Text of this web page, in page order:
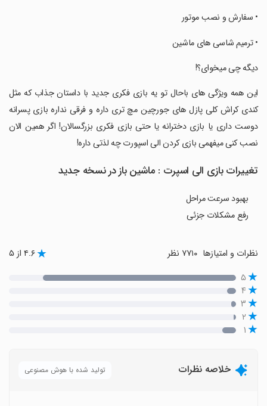
‏‏‏• سفارش و نصب موتور
‏‏‏• ترمیم شاسی های ماشین
‏‏‏دیگه چی میخوای؟!
‏‏‏این همه ویژگی های باحال تو یه بازی فکری جدید با داستان جذاب که مثل
کندی کراش کلی پازل های جورچین مچ تری داره و فرقی نداره بازی پسرانه
دوست داری یا بازی دخترانه یا حتی بازی فکری بزرگسالان! اگر همین الان
نصب کنی میفهمی بازی کردن الی اسپورت چه لذتی داره!
تغییرات بازی ‏‏‏الی اسپرت : ماشین باز در نسخه جدید
بهبود سرعت مراحل
رفع مشکلات جزئی
نظرات و امتیازها ۴.۶ از ۵
۵
۴
۳
۲
۱
خلاصه نظرات تولید شده با هوش مصنوعی